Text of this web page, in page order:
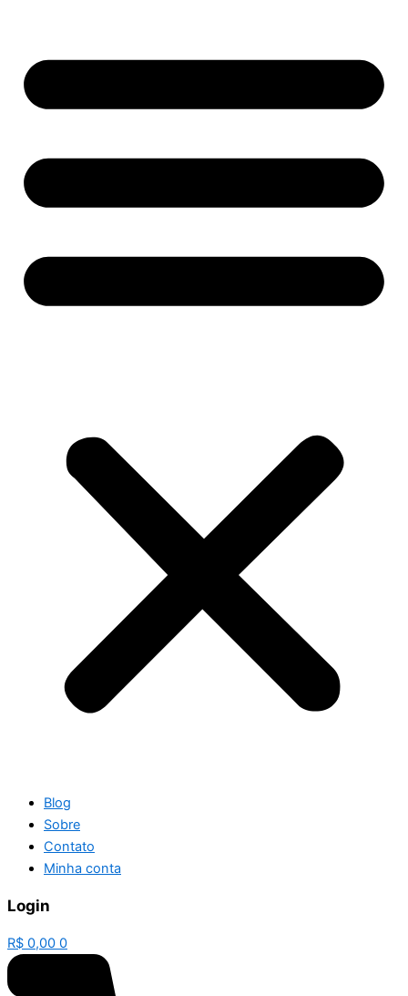
Blog
Sobre
Contato
Minha conta
Login
R$ 0,00 0